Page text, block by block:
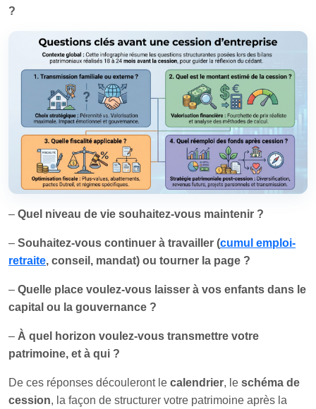
?
– Quel niveau de vie souhaitez-vous maintenir ?
– Souhaitez-vous continuer à travailler (cumul emploi-
retraite, conseil, mandat) ou tourner la page ?
– Quelle place voulez-vous laisser à vos enfants dans le
capital ou la gouvernance ?
– À quel horizon voulez-vous transmettre votre
patrimoine, et à qui ?
De ces réponses découleront le calendrier, le schéma de
cession, la façon de structurer votre patrimoine après la